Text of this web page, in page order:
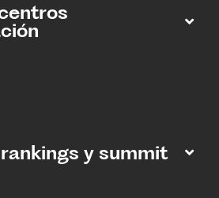
y summit